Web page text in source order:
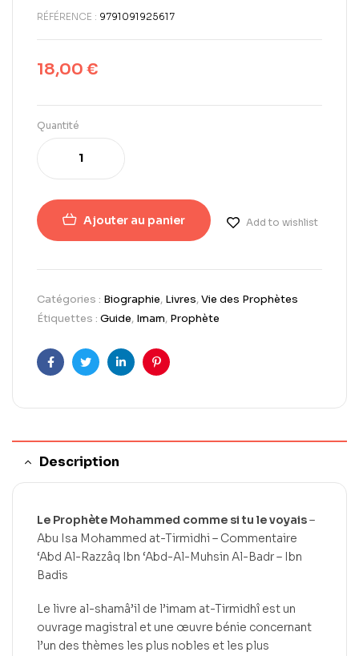
RÉFÉRENCE : 9791091925617
18,00 €
Quantité
Ajouter au panier Add to wishlist
Catégories : Biographie, Livres,Vie des Prophètes
Étiquettes : Guide, Imam, Prophète
FacebookTwitterLinkedInPinterest
Description
Le Prophète Mohammed comme si tu le voyais–
Abu Isa Mohammed at-Tirmidhi – Commentaire
‘Abd Al-Razzâq Ibn ‘Abd-Al-Muhsin Al-Badr – Ibn
Badis
Le livre al-shamâ’il de l’imam at-Tirmidhî est un
ouvrage magistral et une œuvre bénie concernant
l’un des thèmes les plus nobles et les plus